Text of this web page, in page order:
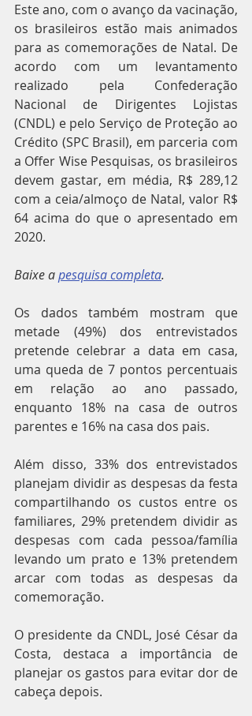
Este ano, com o avanço da vacinação,
os brasileiros estão mais animados
para as comemorações de Natal. De
acordo com um levantamento
realizado pela Confederação
Nacional de Dirigentes Lojistas
(CNDL) e pelo Serviço de Proteção ao
Crédito (SPC Brasil), em parceria com
a Offer Wise Pesquisas, os brasileiros
devem gastar, em média, R$ 289,12
com a ceia/almoço de Natal, valor R$
64 acima do que o apresentado em
2020.
Baixe a pesquisa completa.
Os dados também mostram que
metade (49%) dos entrevistados
pretende celebrar a data em casa,
uma queda de 7 pontos percentuais
em relação ao ano passado,
enquanto 18% na casa de outros
parentes e 16% na casa dos pais.
Além disso, 33% dos entrevistados
planejam dividir as despesas da festa
compartilhando os custos entre os
familiares, 29% pretendem dividir as
despesas com cada pessoa/família
levando um prato e 13% pretendem
arcar com todas as despesas da
comemoração.
O presidente da CNDL, José César da
Costa, destaca a importância de
planejar os gastos para evitar dor de
cabeça depois.